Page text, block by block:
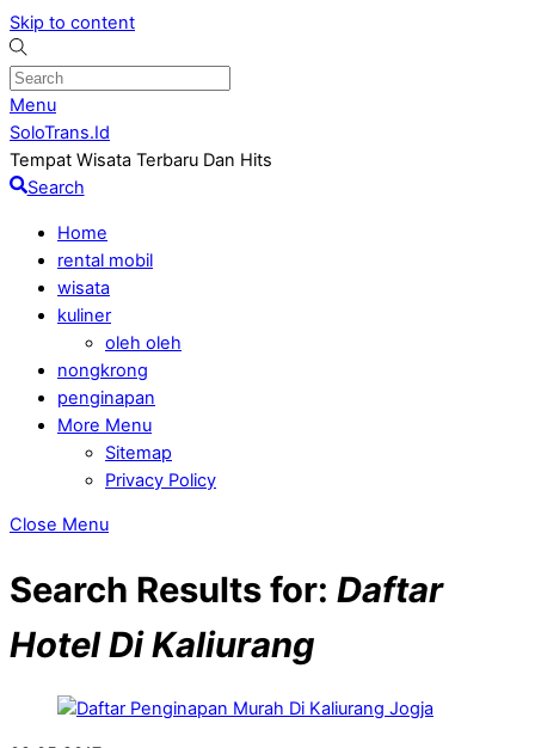
Skip to content
Menu
SoloTrans.Id
Tempat Wisata Terbaru Dan Hits
Search
Home
rental mobil
wisata
kuliner
oleh oleh
nongkrong
penginapan
More Menu
Sitemap
Privacy Policy
Close Menu
Search Results for: Daftar
Hotel Di Kaliurang